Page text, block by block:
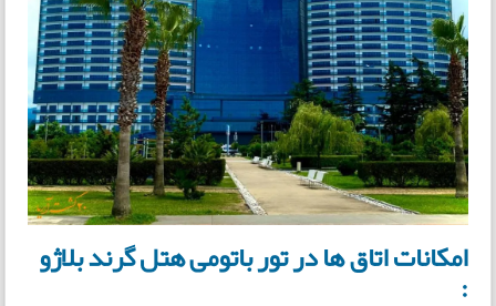
امکانات اتاق ها در تور باتومی هتل گرند بلاژو
: